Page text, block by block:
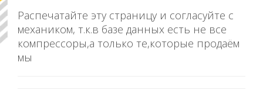
Распечатайте эту страницу и согласуйте с
механиком, т.к.в базе данных есть не все
компрессоры,а только те,которые продаём
мы